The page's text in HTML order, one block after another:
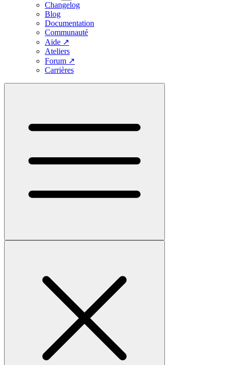
Changelog
Blog
Documentation
Communauté
Aide ↗
Ateliers
Forum ↗
Carrières